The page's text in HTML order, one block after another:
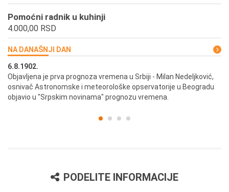
Pomoćni radnik u kuhinji
4.000,00 RSD
NA DANAŠNJI DAN
6.8.1902.
Objavljena je prva prognoza vremena u Srbiji - Milan Nedeljković,
osnivač Astronomske i meteorološke opservatorije u Beogradu
objavio u "Srpskim novinama" prognozu vremena.
PODELITE INFORMACIJE